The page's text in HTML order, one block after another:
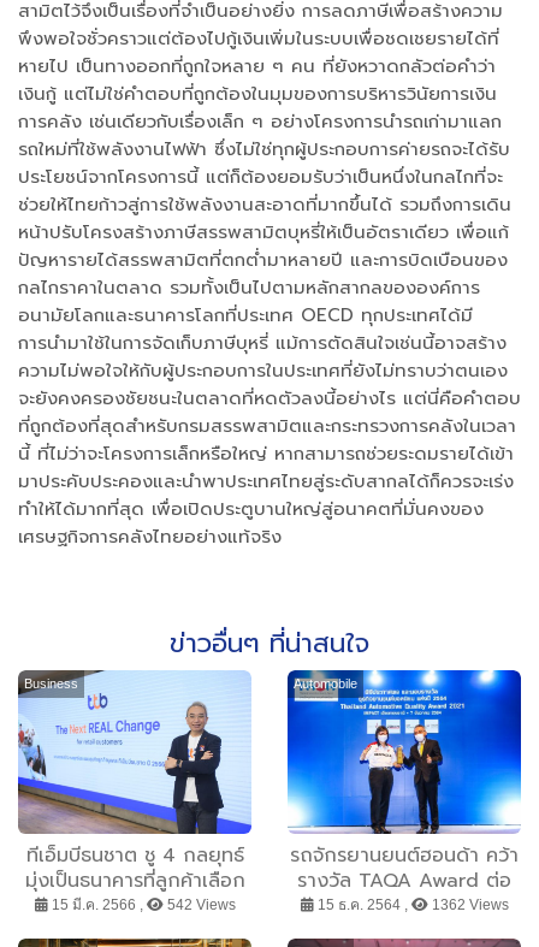
สามิตไว้จึงเป็นเรื่องที่จำเป็นอย่างยิ่ง การลดภาษีเพื่อสร้างความ
พึงพอใจชั่วคราวแต่ต้องไปกู้เงินเพิ่มในระบบเพื่อชดเชยรายได้ที่
หายไป เป็นทางออกที่ถูกใจหลาย ๆ คน ที่ยังหวาดกลัวต่อคำว่า
เงินกู้ แต่ไม่ใช่คำตอบที่ถูกต้องในมุมของการบริหารวินัยการเงิน
การคลัง เช่นเดียวกับเรื่องเล็ก ๆ อย่างโครงการนำรถเก่ามาแลก
รถใหม่ที่ใช้พลังงานไฟฟ้า ซึ่งไม่ใช่ทุกผู้ประกอบการค่ายรถจะได้รับ
ประโยชน์จากโครงการนี้ แต่ก็ต้องยอมรับว่าเป็นหนึ่งในกลไกที่จะ
ช่วยให้ไทยก้าวสู่การใช้พลังงานสะอาดที่มากขึ้นได้ รวมถึงการเดิน
หน้าปรับโครงสร้างภาษีสรรพสามิตบุหรี่ให้เป็นอัตราเดียว เพื่อแก้
ปัญหารายได้สรรพสามิตที่ตกต่ำมาหลายปี และการบิดเบือนของ
กลไกราคาในตลาด รวมทั้งเป็นไปตามหลักสากลขององค์การ
อนามัยโลกและธนาคารโลกที่ประเทศ OECD ทุกประเทศได้มี
การนำมาใช้ในการจัดเก็บภาษีบุหรี่ แม้การตัดสินใจเช่นนี้อาจสร้าง
ความไม่พอใจให้กับผู้ประกอบการในประเทศที่ยังไม่ทราบว่าตนเอง
จะยังคงครองชัยชนะในตลาดที่หดตัวลงนี้อย่างไร แต่นี่คือคำตอบ
ที่ถูกต้องที่สุดสำหรับกรมสรรพสามิตและกระทรวงการคลังในเวลา
นี้ ที่ไม่ว่าจะโครงการเล็กหรือใหญ่ หากสามารถช่วยระดมรายได้เข้า
มาประคับประคองและนำพาประเทศไทยสู่ระดับสากลได้ก็ควรจะเร่ง
ทำให้ได้มากที่สุด เพื่อเปิดประตูบานใหญ่สู่อนาคตที่มั่นคงของ
เศรษฐกิจการคลังไทยอย่างแท้จริง
ข่าวอื่นๆ ที่น่าสนใจ
Business
ทีเอ็มบีธนชาต ชู 4 กลยุทธ์
มุ่งเป็นธนาคารที่ลูกค้าเลือก
ใช้ ชื่นชอบจนต้องบอกต่อ
15 มี.ค. 2566 , 542 Views
Automobile
รถจักรยานยนต์ฮอนด้า คว้า
รางวัล TAQA Award ต่อ
เนื่อง 11 ปีซ้อน
15 ธ.ค. 2564 , 1362 Views